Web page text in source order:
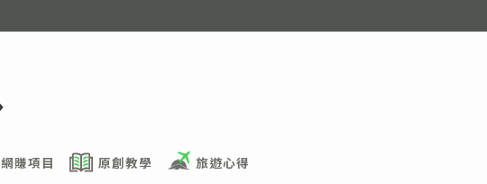
網賺項目 原創教學 旅遊心得